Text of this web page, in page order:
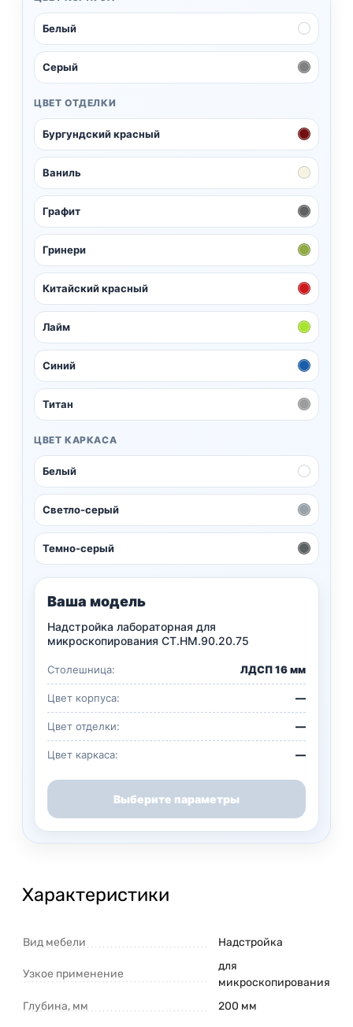
Белый
Серый
ЦВЕТ ОТДЕЛКИ
Бургундский красный
Ваниль
Графит
Гринери
Китайский красный
Лайм
Синий
Титан
ЦВЕТ КАРКАСА
Белый
Светло-серый
Темно-серый
Ваша модель
Надстройка лабораторная для
микроскопирования СТ.НМ.90.20.75
Столешница: ЛДСП 16 мм
Цвет корпуса: —
Цвет отделки: —
Цвет каркаса: —
Выберите параметры
Характеристики
Вид мебели Надстройка
Узкое применение
для
микроскопирования
Глубина, мм
200 мм